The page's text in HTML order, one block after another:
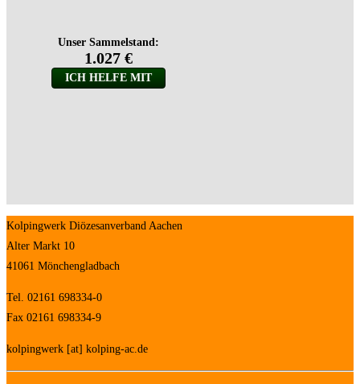
Kolpingwerk Diözesanverband Aachen
Alter Markt 10
41061 Mönchengladbach
Tel. 02161 698334-0
Fax 02161 698334-9
kolpingwerk [at] kolping-ac.de